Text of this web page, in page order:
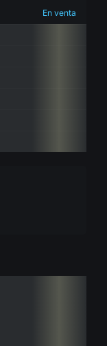
En venta